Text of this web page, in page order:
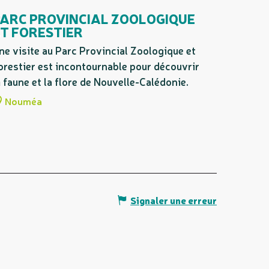
PROVINCIAL ZOOLOGIQUE
FORESTIER
visite au Parc Provincial Zoologique et
est incontournable pour découvrir
faune et la flore de Nouvelle-Calédonie.
Nouméa
Signaler une erreur